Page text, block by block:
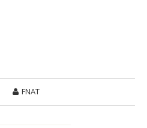
FNAT